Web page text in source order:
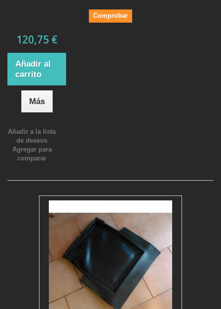
Comprobar
120,75 €
Añadir al
carrito
Más
Añadir a la lista
de deseos
Agregar para
comparar